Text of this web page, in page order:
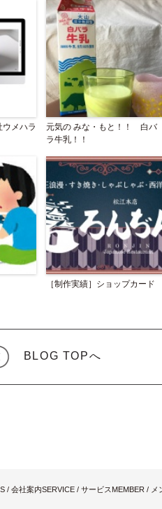
ウメハラ
元気の みな・もと！！ 白バ
ラ牛乳！！
［制作実績］ショップカード
BLOG TOPへ
/ 会社案内SERVICE / サービス MEMBER / メ